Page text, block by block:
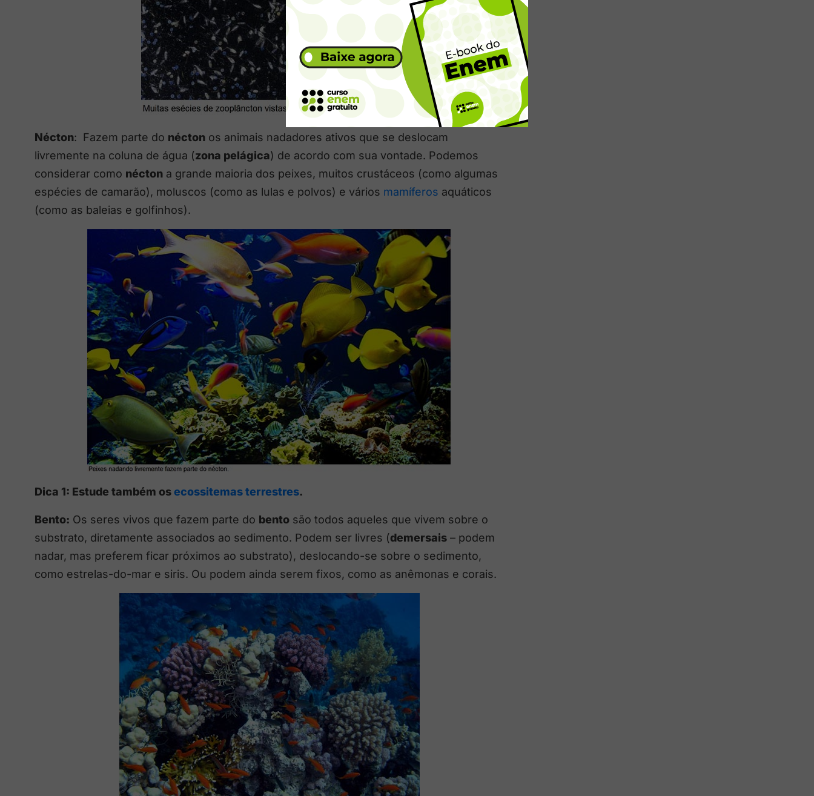
Nécton: Fazem parte do nécton os animais nadadores ativos que se deslocam
livremente na coluna de água (zona pelágica) de acordo com sua vontade. Podemos
considerar como nécton a grande maioria dos peixes, muitos crustáceos (como algumas
espécies de camarão), moluscos (como as lulas e polvos) e vários mamíferos aquáticos
(como as baleias e golfinhos).
Dica 1: Estude também osecossitemas terrestres.
Bento: Os seres vivos que fazem parte do bento são todos aqueles que vivem sobre o
substrato, diretamente associados ao sedimento. Podem ser livres (demersais – podem
nadar, mas preferem ficar próximos ao substrato), deslocando-se sobre o sedimento,
como estrelas-do-mar e siris. Ou podem ainda serem fixos, como as anêmonas e corais.